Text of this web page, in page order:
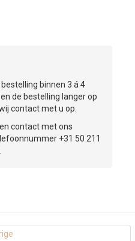
binnen 3 á 4
de bestelling langer op
contact met u op.
contact met ons
+31 50 211